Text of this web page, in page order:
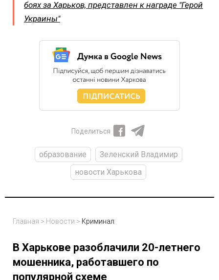
боях за Харьков, представлен к награде "Герой
Украины"
Поделиться
образование
Зеленский Владимир
новости Харькова
Главная > Новости > Криминал
В Харькове разоблачили 20-летнего
мошенника, работавшего по
популярной схеме